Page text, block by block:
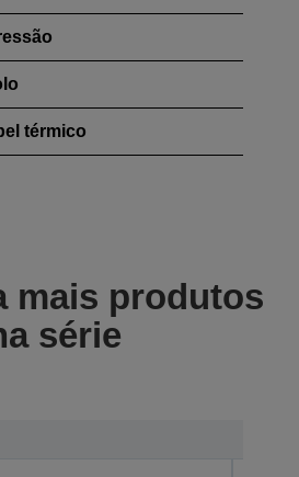
térmico
mais produtos
série